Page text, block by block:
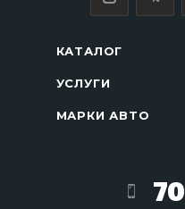
КАТАЛОГ
УСЛУГИ
МАРКИ АВТО